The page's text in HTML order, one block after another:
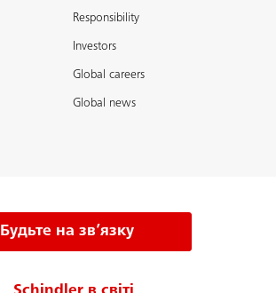
Responsibility
Investors
Global careers
Global news
Будьте на зв’язку